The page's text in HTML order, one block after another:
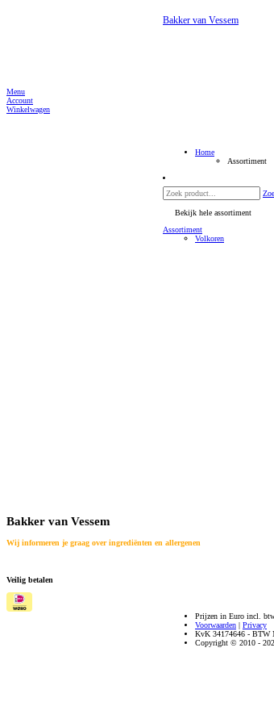
Bakker van Vessem
Menu
Account
Winkelwagen
Home
Assortiment
Bekijk hele assortiment
Assortiment
Volkoren
Bakker van Vessem
Wij informeren je graag over ingrediënten en allergenen
Veilig betalen
Prijzen in Euro incl.
Voorwaarden | Privacy
KvK 34174646 - BTW
Copyright © 2010 -